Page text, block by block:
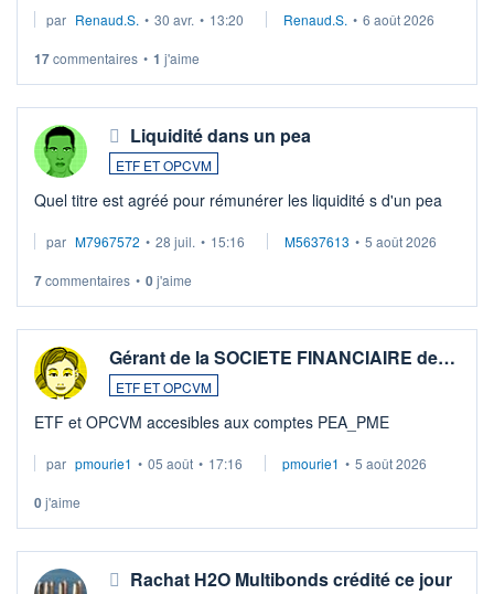
Investissement long terme tip top pour sa retraite.
par Renaud.S. • 30 avr. • 13:20 Renaud.S. • 6 août 2026
17commentaires • 1 j'aime
Liquidité dans un pea
ETF ET OPCVM
Quel titre est agréé pour rémunérer les liquidité s d'un pea
par M7967572 • 28 juil. • 15:16 M5637613 • 5 août 2026
7commentaires • 0j'aime
Gérant de la SOCIETE FINANCIAIRE de…
ETF ET OPCVM
ETF et OPCVM accesibles aux comptes PEA_PME
par pmourie1 • 05 août • 17:16 pmourie1 • 5 août 2026
0j'aime
Rachat H2O Multibonds crédité ce jour